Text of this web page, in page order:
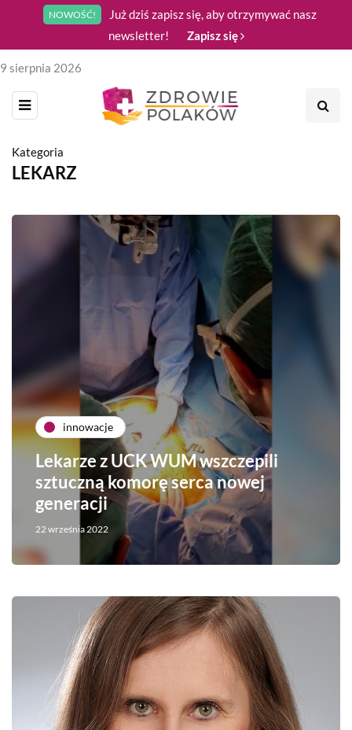
NOWOŚĆ!
Już dziś zapisz się, aby otrzymywać nasz
newsletter!
Zapisz się
9 sierpnia 2026
Kategoria
LEKARZ
innowacje
Lekarze z UCK WUM wszczepili
sztuczną komorę serca nowej
generacji
22 września 2022